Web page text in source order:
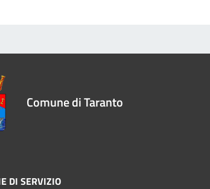
Comune di Taranto
DI SERVIZIO